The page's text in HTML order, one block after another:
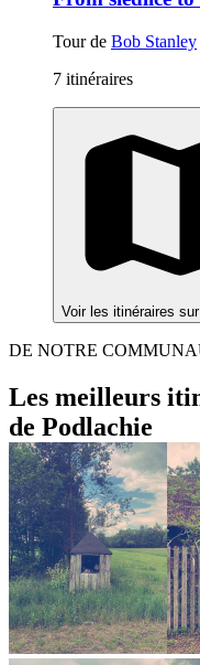
Tour de Bob Stanley
7 itinéraires
Voir les itinéraires
DE NOTRE
Les meilleurs
de Podlachie